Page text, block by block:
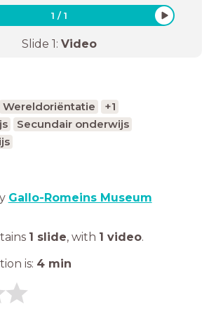
1 /1
Slide 1: Video
Wereldoriëntatie
+1
Secundair onderwijs
Gallo-Romeins Museum
1 slide, with 1 video.
is: 4 min